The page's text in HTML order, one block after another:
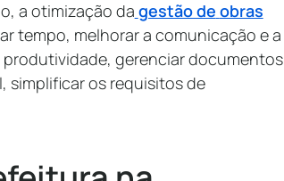
a otimização da gestão de obras
tempo, melhorar a comunicação e a
gerenciar documentos
simplificar os requisitos de